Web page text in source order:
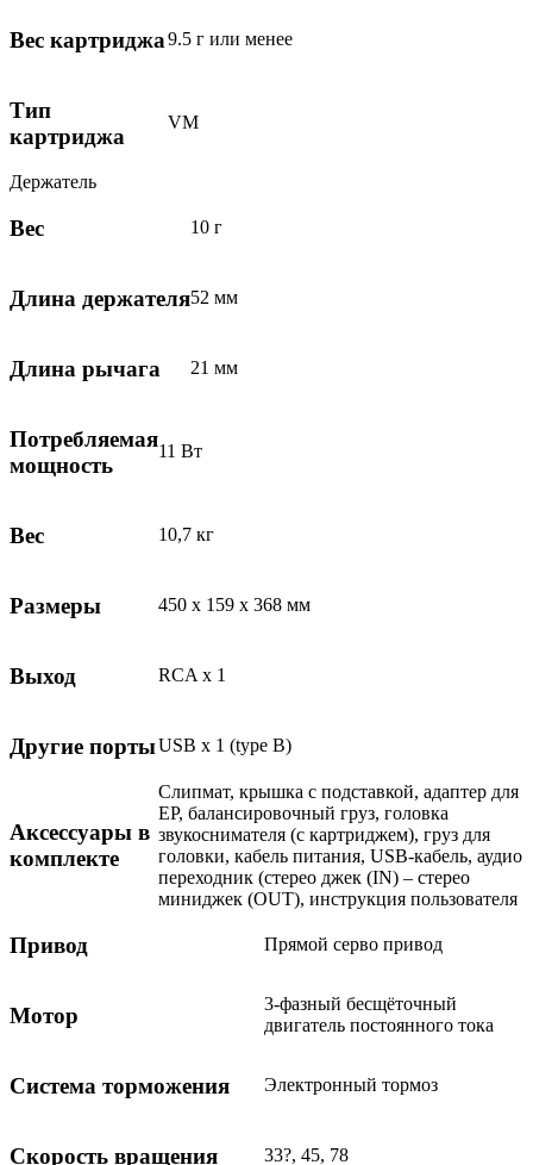
Вес картриджа9.5 г или менее
Тип
картриджа
VM
Держатель
Вес 10 г
Длина держателя52 мм
Длина рычага 21 мм
Потребляемая
мощность
11 Вт
Вес 10,7 кг
Размеры 450 x 159 x 368 мм
Выход RCA x 1
Другие портыUSB x 1 (type B)
Аксессуары в
комплекте
Слипмат, крышка с подставкой, адаптер для
EP, балансировочный груз, головка
звукоснимателя (с картриджем), груз для
головки, кабель питания, USB-кабель, аудио
переходник (стерео джек (IN) – стерео
миниджек (OUT), инструкция пользователя
Привод Прямой серво привод
Мотор
3-фазный бесщёточный
двигатель постоянного тока
Система торможения Электронный тормоз
Скорость вращения 33?, 45, 78